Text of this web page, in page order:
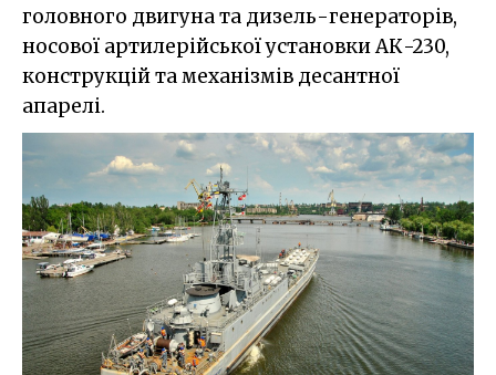
головного двигуна та дизель-генераторів,
носової артилерійської установки АК-230,
конструкцій та механізмів десантної
апарелі.